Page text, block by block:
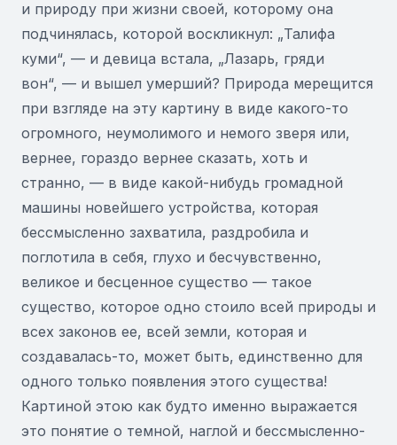
и природу при жизни своей, которому она
подчинялась, которой воскликнул: „Талифа
куми“, — и девица встала, „Лазарь, гряди
вон“, — и вышел умерший? Природа мерещится
при взгляде на эту картину в виде какого-то
огромного, неумолимого и немого зверя или,
вернее, гораздо вернее сказать, хоть и
странно, — в виде какой-нибудь громадной
машины новейшего устройства, которая
бессмысленно захватила, раздробила и
поглотила в себя, глухо и бесчувственно,
великое и бесценное существо — такое
существо, которое одно стоило всей природы и
всех законов ее, всей земли, которая и
создавалась-то, может быть, единственно для
одного только появления этого существа!
Картиной этою как будто именно выражается
это понятие о темной, наглой и бессмысленно-